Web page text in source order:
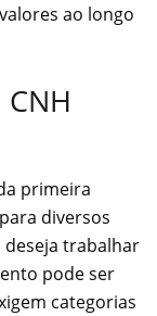
ao longo
primeira
diversos
deseja trabalhar
pode ser
categorias